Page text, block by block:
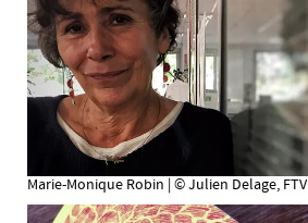
Marie-Monique Robin | © Julien Delage, FTV